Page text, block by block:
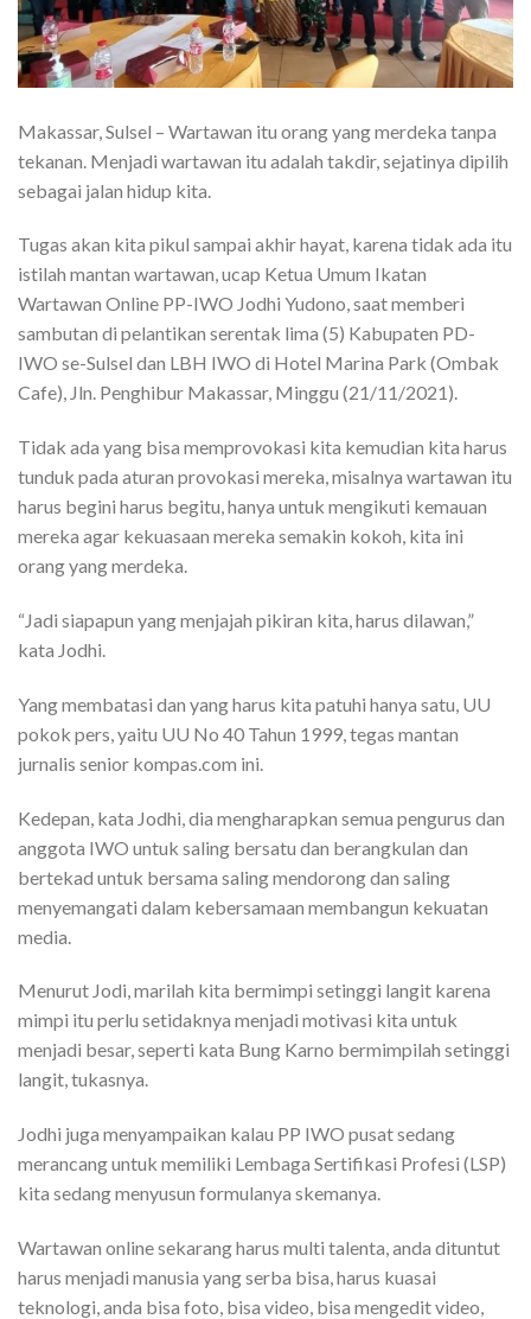
Makassar, Sulsel – Wartawan itu orang yang merdeka tanpa
tekanan. Menjadi wartawan itu adalah takdir, sejatinya dipilih
sebagai jalan hidup kita.
Tugas akan kita pikul sampai akhir hayat, karena tidak ada itu
istilah mantan wartawan, ucap Ketua Umum Ikatan
Wartawan Online PP-IWO Jodhi Yudono, saat memberi
sambutan di pelantikan serentak lima (5) Kabupaten PD-
IWO se-Sulsel dan LBH IWO di Hotel Marina Park (Ombak
Cafe), Jln. Penghibur Makassar, Minggu (21/11/2021).
Tidak ada yang bisa memprovokasi kita kemudian kita harus
tunduk pada aturan provokasi mereka, misalnya wartawan itu
harus begini harus begitu, hanya untuk mengikuti kemauan
mereka agar kekuasaan mereka semakin kokoh, kita ini
orang yang merdeka.
“Jadi siapapun yang menjajah pikiran kita, harus dilawan,”
kata Jodhi.
Yang membatasi dan yang harus kita patuhi hanya satu, UU
pokok pers, yaitu UU No 40 Tahun 1999, tegas mantan
jurnalis senior kompas.com ini.
Kedepan, kata Jodhi, dia mengharapkan semua pengurus dan
anggota IWO untuk saling bersatu dan berangkulan dan
bertekad untuk bersama saling mendorong dan saling
menyemangati dalam kebersamaan membangun kekuatan
media.
Menurut Jodi, marilah kita bermimpi setinggi langit karena
mimpi itu perlu setidaknya menjadi motivasi kita untuk
menjadi besar, seperti kata Bung Karno bermimpilah setinggi
langit, tukasnya.
Jodhi juga menyampaikan kalau PP IWO pusat sedang
merancang untuk memiliki Lembaga Sertifikasi Profesi (LSP)
kita sedang menyusun formulanya skemanya.
Wartawan online sekarang harus multi talenta, anda dituntut
harus menjadi manusia yang serba bisa, harus kuasai
teknologi, anda bisa foto, bisa video, bisa mengedit video,